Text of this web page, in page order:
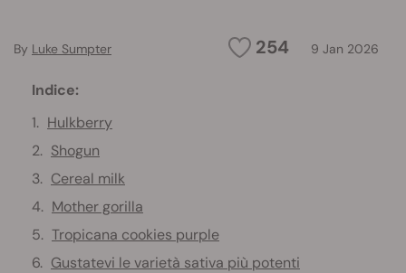
254 9 Jan 2026
By Luke Sumpter
Indice:
Hulkberry
Shogun
Cereal milk
Mother gorilla
Tropicana cookies purple
Gustatevi le varietà sativa più potenti